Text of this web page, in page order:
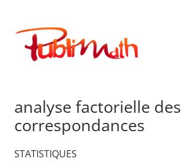
contenu
Publimath
analyse factorielle des
correspondances
STATISTIQUES